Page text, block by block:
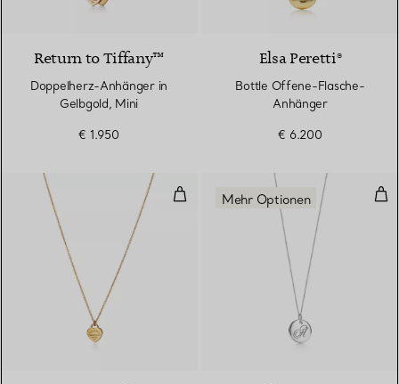
2 Materialien
Return to Tiffany™
Doppelherz-Anhänger in
Gelbgold, Mini
€ 1.950
Elsa Peretti®
Bottle Offene-Flasche-
Anhänger
€ 6.200
Mini-Herzanhänger in Gelbgold
2 Materialien
Mehr Optionen